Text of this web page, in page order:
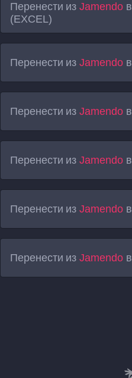
Перенести изJamendoв
(EXCEL)
Перенести изJamendoв
Перенести изJamendoв
Перенести изJamendoв
Перенести изJamendoв
Перенести изJamendoв